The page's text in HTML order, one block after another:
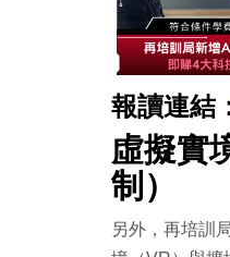
報讀連結
虛擬實
制）
另外，再培訓